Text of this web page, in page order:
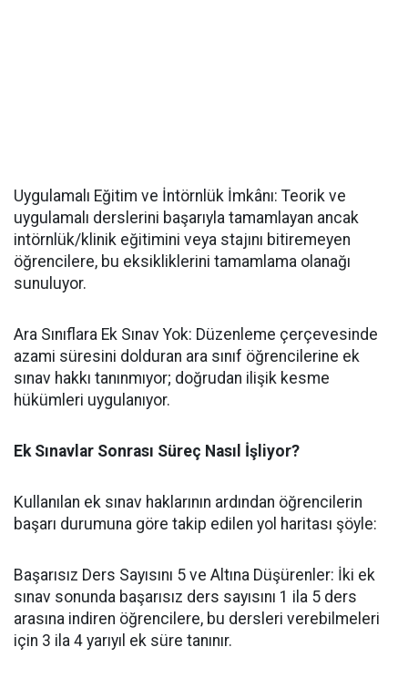
​Uygulamalı Eğitim ve İntörnlük İmkânı: Teorik ve
uygulamalı derslerini başarıyla tamamlayan ancak
intörnlük/klinik eğitimini veya stajını bitiremeyen
öğrencilere, bu eksikliklerini tamamlama olanağı
sunuluyor.
​Ara Sınıflara Ek Sınav Yok: Düzenleme çerçevesinde
azami süresini dolduran ara sınıf öğrencilerine ek
sınav hakkı tanınmıyor; doğrudan ilişik kesme
hükümleri uygulanıyor.
Ek Sınavlar Sonrası Süreç Nasıl İşliyor?
​Kullanılan ek sınav haklarının ardından öğrencilerin
başarı durumuna göre takip edilen yol haritası şöyle:
​Başarısız Ders Sayısını 5 ve Altına Düşürenler: İki ek
sınav sonunda başarısız ders sayısını 1 ila 5 ders
arasına indiren öğrencilere, bu dersleri verebilmeleri
için 3 ila 4 yarıyıl ek süre tanınır.